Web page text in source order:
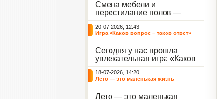
небывалый ажиотаж среди
воспитанников, превратив
тихие залы центра в арену
напряжённых поединков,
громких аплодисментов и
жарких обсуждений.
Смена мебели и
перестилание полов —
дело рук профессионалов.
А вот создание настоящего
домашнего уюта — задача
этой неделе ребята взяли
инициативу в свои руки и
устроили масштабную
генеральную уборку
жилого корпуса.
20-07-2026, 12:43
Игра «Каков вопрос – таков ответ»
Сегодня у нас прошла
увлекательная игра «Каков
вопрос – таков ответ»,
которая собрала самых
любознательных
18-07-2026, 14:20
Лето — это маленькая жизнь
Лето — это маленькая